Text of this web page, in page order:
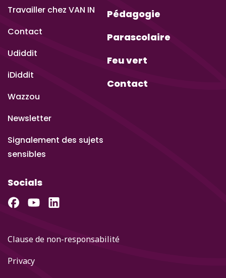
Travailler chez VAN IN
Contact
Udiddit
iDiddit
Wazzou
Newsletter
Signalement des sujets
sensibles
Pédagogie
Parascolaire
Feu vert
Contact
Socials
Clause de non-responsabilité
Privacy